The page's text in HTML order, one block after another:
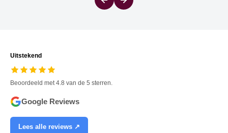
Uitstekend
Beoordeeld met 4.8 van de 5 sterren.
Google Reviews
Lees alle reviews ↗